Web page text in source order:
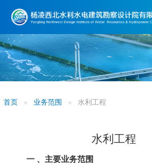
首页 业务范围 水利工程
水利工程
一 、主要业务范围